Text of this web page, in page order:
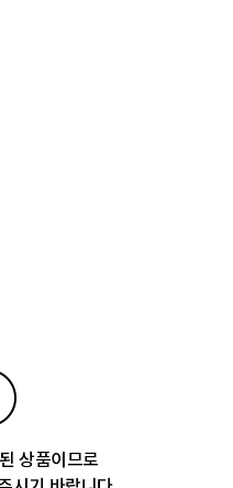
상품이므로